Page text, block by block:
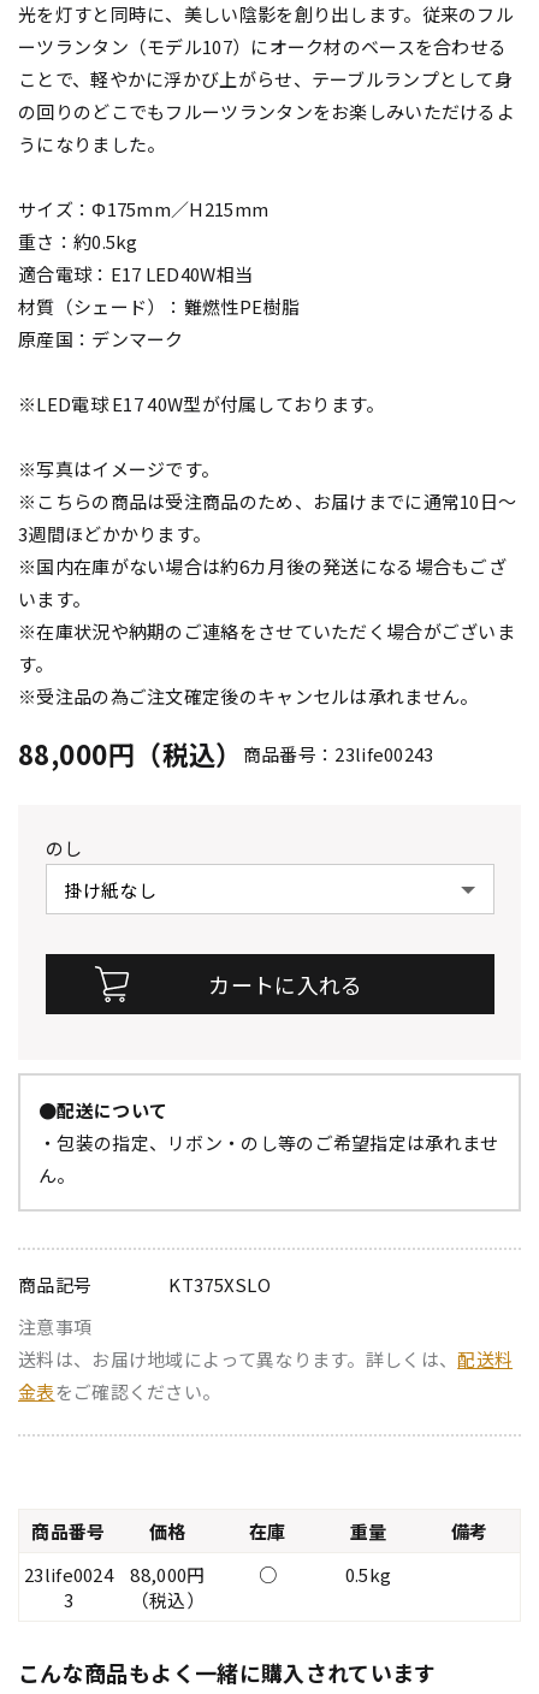
光を灯すと同時に、美しい陰影を創り出します。従来のフル
ーツランタン（モデル107）にオーク材のベースを合わせる
ことで、軽やかに浮かび上がらせ、テーブルランプとして身
の回りのどこでもフルーツランタンをお楽しみいただけるよ
うになりました。
サイズ：Φ175mm／H215mm
重さ：約0.5kg
適合電球：E17 LED40W相当
材質（シェード）：難燃性PE樹脂
原産国：デンマーク
※LED電球 E17 40W型が付属しております。
※写真はイメージです。
※こちらの商品は受注商品のため、お届けまでに通常10日～
3週間ほどかかります。
※国内在庫がない場合は約6カ月後の発送になる場合もござ
います。
※在庫状況や納期のご連絡をさせていただく場合がございま
す。
※受注品の為ご注文確定後のキャンセルは承れません。
88,000円（税込） 商品番号：23life00243
のし
●配送について
・包装の指定、リボン・のし等のご希望指定は承れませ
ん。
商品記号
KT375XSLO
注意事項
送料は、お届け地域によって異なります。詳しくは、配送料
金表をご確認ください。
商品番号 価格 在庫 重量
備考
23life0024
3
88,000円
（税込）
○ 0.5kg
こんな商品もよく一緒に購入されています